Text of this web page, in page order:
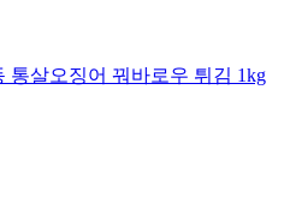
통살오징어 꿔바로우 튀김 1kg